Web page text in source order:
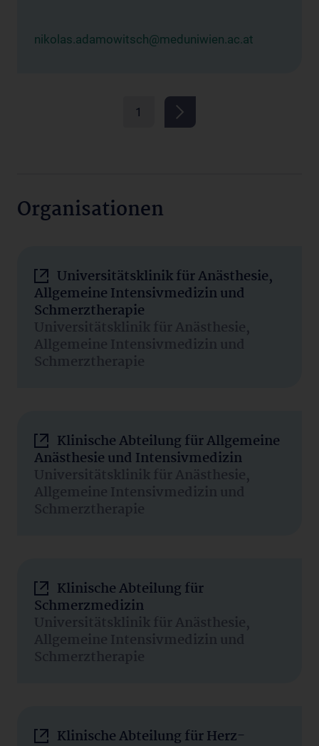
nikolas.adamowitsch@meduniwien.ac.at
1
Organisationen
Universitätsklinik für Anästhesie,
Allgemeine Intensivmedizin und
Schmerztherapie
Universitätsklinik für Anästhesie,
Allgemeine Intensivmedizin und
Schmerztherapie
Klinische Abteilung für Allgemeine
Anästhesie und Intensivmedizin
Universitätsklinik für Anästhesie,
Allgemeine Intensivmedizin und
Schmerztherapie
Klinische Abteilung für
Schmerzmedizin
Universitätsklinik für Anästhesie,
Allgemeine Intensivmedizin und
Schmerztherapie
Klinische Abteilung für Herz-